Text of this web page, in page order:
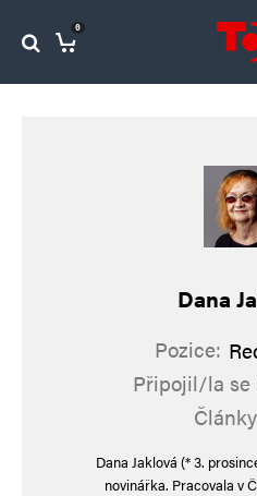
0
Dana
Pozice:
Připojil/la se
Články
Dana Jaklová (* 3.
novinářka. Pracovala v